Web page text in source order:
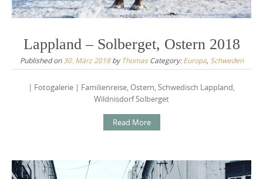
Lappland – Solberget, Ostern 2018
Published on 30. März 2018byThomasCategory: Europa, Schweden
| Fotogalerie | Familienreise, Ostern, Schwedisch Lappland,
Wildnisdorf Solberget
Read More